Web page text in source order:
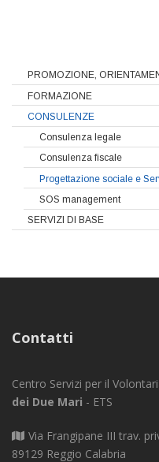
PROMOZIONE,
FORMAZIONE
CONSULENZE
Consulenza legale
Consulenza fiscale
Progettazione sociale e
SOS management
SERVIZI DI BASE
Contatti
Centro Servizi per il
dei Due Mari - ETS
Via Frangipane III trav.
89129 Reggio Calabria